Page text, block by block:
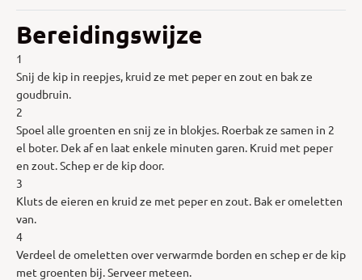
Bereidingswijze
1
Snij de kip in reepjes, kruid ze met peper en zout en bak ze
goudbruin.
2
Spoel alle groenten en snij ze in blokjes. Roerbak ze samen in 2
el boter. Dek af en laat enkele minuten garen. Kruid met peper
en zout. Schep er de kip door.
3
Kluts de eieren en kruid ze met peper en zout. Bak er omeletten
van.
4
Verdeel de omeletten over verwarmde borden en schep er de kip
met groenten bij. Serveer meteen.